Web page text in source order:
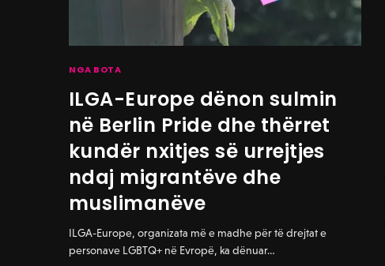
NGA BOTA
ILGA-Europe dënon sulmin
në Berlin Pride dhe thërret
kundër nxitjes së urrejtjes
ndaj migrantëve dhe
muslimanëve
ILGA-Europe, organizata më e madhe për të drejtat e
personave LGBTQ+ në Evropë, ka dënuar…